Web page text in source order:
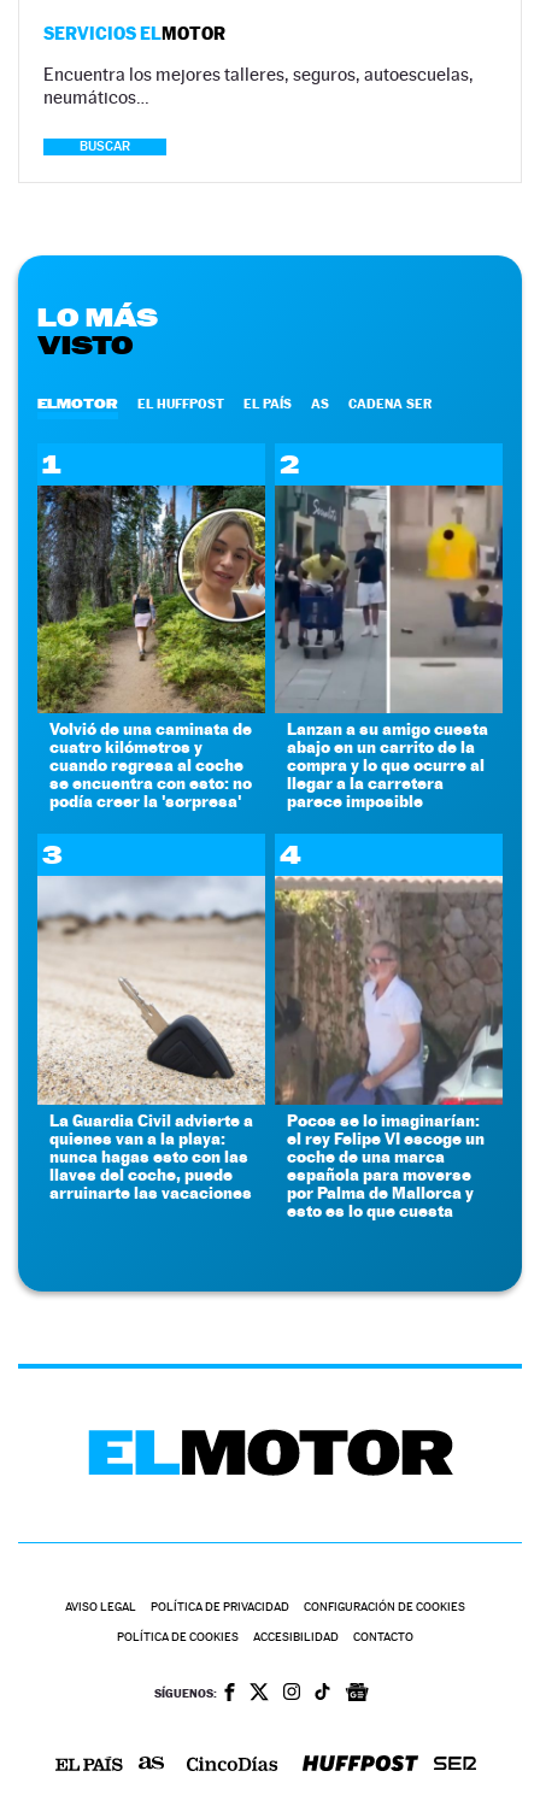
SERVICIOS ELMOTOR
Encuentra los mejores talleres, seguros, autoescuelas,
neumáticos…
BUSCAR
LO MÁS
VISTO
ELMOTOR EL HUFFPOST EL PAÍS AS CADENA SER
1
Volvió de una caminata de
cuatro kilómetros y
cuando regresa al coche
se encuentra con esto: no
podía creer la 'sorpresa'
2
Lanzan a su amigo cuesta
abajo en un carrito de la
compra y lo que ocurre al
llegar a la carretera
parece imposible
3
La Guardia Civil advierte a
quienes van a la playa:
nunca hagas esto con las
llaves del coche, puede
arruinarte las vacaciones
4
Pocos se lo imaginarían:
el rey Felipe VI escoge un
coche de una marca
española para moverse
por Palma de Mallorca y
esto es lo que cuesta
AVISO LEGAL POLÍTICA DE PRIVACIDAD CONFIGURACIÓN DE COOKIES
POLÍTICA DE COOKIES ACCESIBILIDAD CONTACTO
SÍGUENOS: